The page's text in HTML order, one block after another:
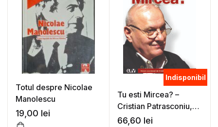
Totul despre Nicolae
Manolescu
19,00 lei
Indisponibil
Tu esti Mircea? –
Cristian Patrasconiu,
Robert Serban (coord.)
66,60 lei